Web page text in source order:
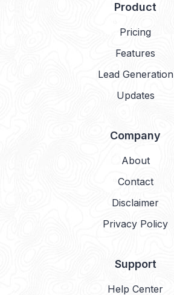
Product
Pricing
Features
Lead Generation
Updates
Company
About
Contact
Disclaimer
Privacy Policy
Support
Help Center